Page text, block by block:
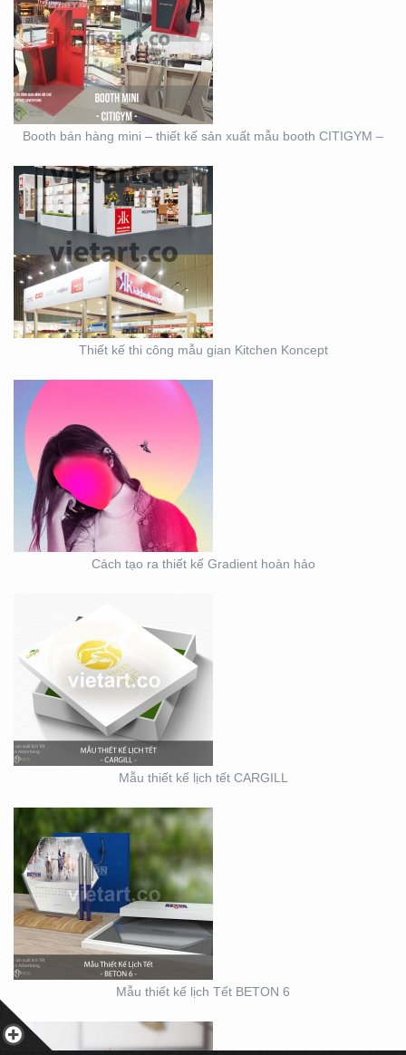
Booth bán hàng mini – thiết kế sản xuất mẫu booth CITIGYM –
THIẾT KẾ THI CÔNG
MẪU GIAN KITCHEN
KONCEPT
Thiết kế thi công mẫu gian Kitchen Koncept
CÁCH TẠO RA THIẾT KẾ
GRADIENT HOÀN HẢO
Cách tạo ra thiết kế Gradient hoàn hảo
MẪU THIẾT KẾ LỊCH
TẾT CARGILL
Mẫu thiết kế lịch tết CARGILL
MẪU THIẾT KẾ LỊCH
TẾT BETON 6
Mẫu thiết kế lịch Tết BETON 6
MẪU THIẾT KẾ LỊCH
TẾT ALANA NHA TRANG